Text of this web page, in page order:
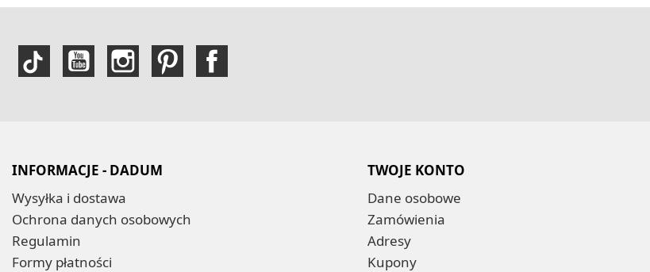
INFORMACJE - DADUM
Wysyłka i dostawa
Ochrona danych osobowych
Regulamin
Formy płatności
TWOJE KONTO
Dane osobowe
Zamówienia
Adresy
Kupony